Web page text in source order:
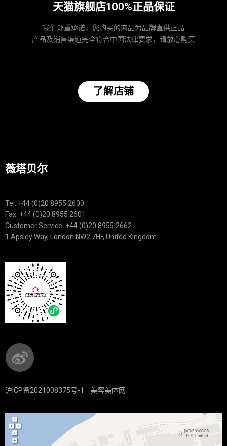
天猫旗舰店100%正品保证
我们郑重承诺，您购买的商品为品牌直供正品
产品及销售渠道完全符合中国法律要求，请放心购买
了解店铺
薇塔贝尔
Tel: +44 (0)20 8955 2600
Fax: +44 (0)20 8955 2601
Customer Service: +44 (0)20 8955 2662
1 Apsley Way, London NW2 7HF, United Kingdom
沪ICP备2021008375号-1 美容美体网